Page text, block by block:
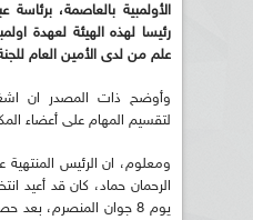
الأولمبية بالعاصمة،
علم من لدى الأمين العام
وأوضح ذات المصدر ان
لتقسيم المهام على أعضاء
ومعلوم، ان الرئيس
الرحمان حماد، كان قد أعيد